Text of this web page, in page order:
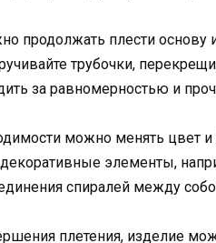
продолжать плести основу
трубочки,
за равномерностью и
можно менять цвет
элементы,
спиралей между
плетения, изделие